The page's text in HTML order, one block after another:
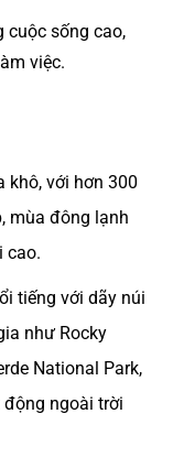
cuộc sống cao,
việc.
khô, với hơn 300
mùa đông lạnh
cao.
tiếng với dãy núi
như Rocky
National Park,
ngoài trời